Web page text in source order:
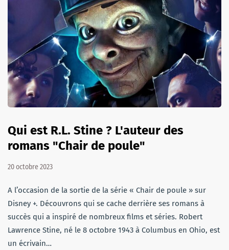
Qui est R.L. Stine ? L'auteur des
romans "Chair de poule"
20 octobre 2023
A l’occasion de la sortie de la série « Chair de poule » sur
Disney +. Découvrons qui se cache derrière ses romans à
succès qui a inspiré de nombreux films et séries. Robert
Lawrence Stine, né le 8 octobre 1943 à Columbus en Ohio, est
un écrivain…